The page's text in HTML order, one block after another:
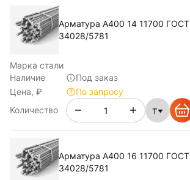
Арматура А400 14 11700 ГОСТ
34028/5781
Марка стали
Наличие
Под заказ
Цена, ₽
По запросу
Количество
т
Арматура А400 16 11700 ГОСТ
34028/5781